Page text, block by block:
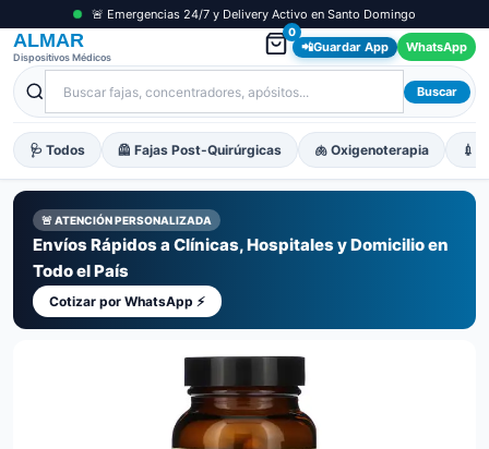
🚨 Emergencias 24/7 y Delivery Activo en Santo Domingo
ALMAR
Dispositivos Médicos
0
📲Guardar App WhatsApp
Buscar
🩺 Todos 🦺 Fajas Post-Quirúrgicas 🫁 Oxigenoterapia 💉
🚨 ATENCIÓN PERSONALIZADA
Envíos Rápidos a Clínicas, Hospitales y Domicilio en
Todo el País
Cotizar por WhatsApp ⚡